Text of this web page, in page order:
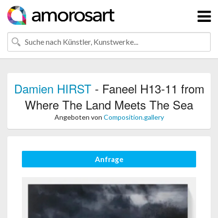
Damien HIRST- Faneel H13-11 from
Where The Land Meets The Sea
Angeboten von Composition.gallery
Anfrage